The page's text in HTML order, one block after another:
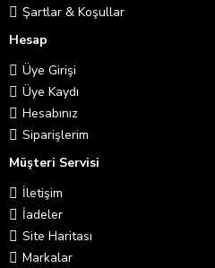
Şartlar & Koşullar
Hesap
Üye Girişi
Üye Kaydı
Hesabınız
Siparişlerim
Müşteri Servisi
İletişim
İadeler
Site Haritası
Markalar